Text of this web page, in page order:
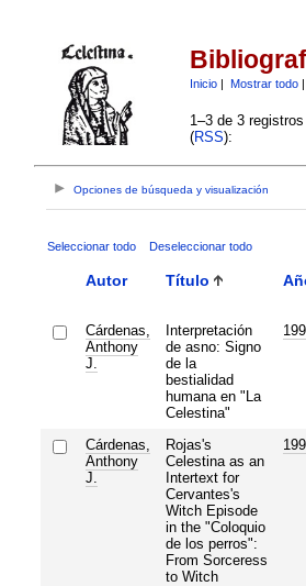
Inicio| Mostrar todo|
1–3 de 3
(RSS):
Opciones de búsqueda y visualización
Seleccionar todo Deseleccionar todo
Autor Título
Cárdenas,
Anthony
J.
Interpretación
de asno: Signo
de la
bestialidad
humana en "La
Celestina"
Cárdenas,
Anthony
J.
Rojas's
Celestina as an
Intertext for
Cervantes's
Witch Episode
in the "Coloquio
de los perros":
From Sorceress
to Witch